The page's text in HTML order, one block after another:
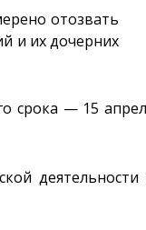
отозвать
и их дочерних
срока — 15
деятельности